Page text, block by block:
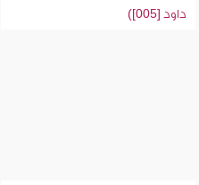
داود [005])